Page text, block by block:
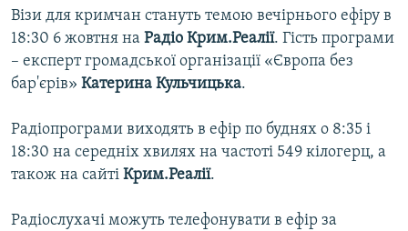
Усі сайти RFE/RL
Візи для кримчан стануть темою вечірнього ефіру в
18:30 6 жовтня на Радіо Крим.Реалії. Гість програми
– експерт громадської організації «Європа без
бар'єрів» Катерина Кульчицька.
Радіопрограми виходять в ефір по буднях о 8:35 і
18:30 на середніх хвилях на частоті 549 кілогерц, а
також на сайті Крим.Реалії.
Радіослухачі можуть телефонувати в ефір за